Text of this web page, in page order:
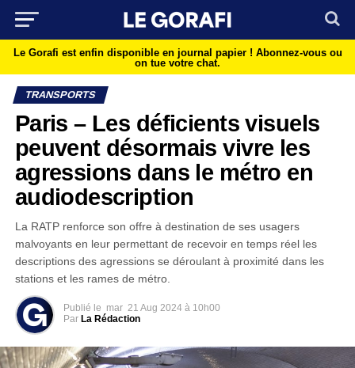
Le Gorafi est enfin disponible en journal papier ! Abonnez-vous ou
on tue votre chat.
TRANSPORTS
Paris – Les déficients visuels
peuvent désormais vivre les
agressions dans le métro en
audiodescription
La RATP renforce son offre à destination de ses usagers
malvoyants en leur permettant de recevoir en temps réel les
descriptions des agressions se déroulant à proximité dans les
stations et les rames de métro.
Publié le mar 21 Aug 2024 à 10h00
Par La Rédaction